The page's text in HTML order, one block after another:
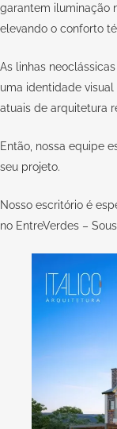
garantem iluminação
elevando o conforto
As linhas
uma identidade
atuais de arquitetura
Então, nossa equipe
seu projeto.
Nosso escritório é
no EntreVerdes –